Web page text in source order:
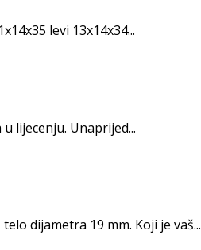
levi 13x14x34...
lijecenju. Unaprijed...
dijametra 19 mm. Koji je vaš...